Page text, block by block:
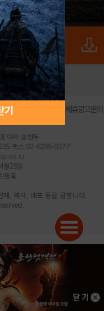
기
법촬영물 신고센터 제휴광고문의
이사:송현두
팩스:02-6265-0377
월25일
동욱
, 복사, 배포 등을 금합니다.